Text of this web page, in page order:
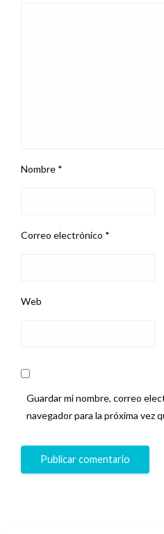
Nombre *
Correo electrónico *
Web
Guardar mi nombre, correo
navegador para la próxima vez